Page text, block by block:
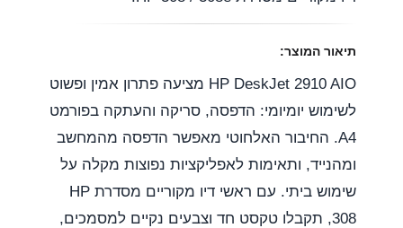
תיאור המוצר:
HP DeskJet 2910 AIO מציעה פתרון אמין ופשוט
לשימוש יומיומי: הדפסה, סריקה והעתקה בפורמט
A4. החיבור האלחוטי מאפשר הדפסה מהמחשב
ומהנייד, ותאימות לאפליקציות נפוצות מקלה על
שימוש ביתי. עם ראשי דיו מקוריים מסדרת HP
308, תקבלו טקסט חד וצבעים נקיים למסמכים,